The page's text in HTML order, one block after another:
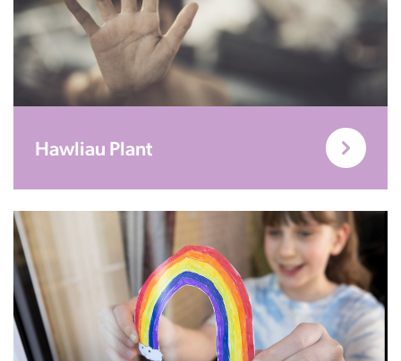
Hawliau Plant